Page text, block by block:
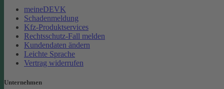
meineDEVK
Schadenmeldung
Kfz-Produktservices
Rechtsschutz-Fall melden
Kundendaten ändern
Leichte Sprache
Vertrag widerrufen
Unternehmen